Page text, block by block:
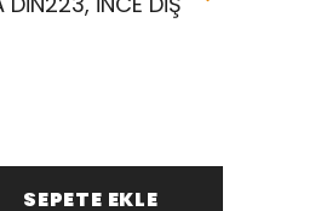
SEPETE EKLE